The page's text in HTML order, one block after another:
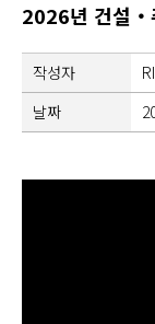
2026년 건설‧
작성자
날짜